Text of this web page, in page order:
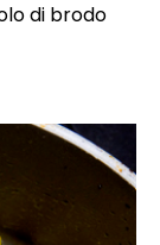
di brodo